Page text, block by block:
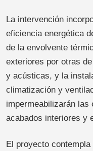
La intervención
eficiencia energética
de la envolvente
exteriores por otras
y acústicas, y la
climatización y
impermeabilizarán
acabados interiores y
El proyecto